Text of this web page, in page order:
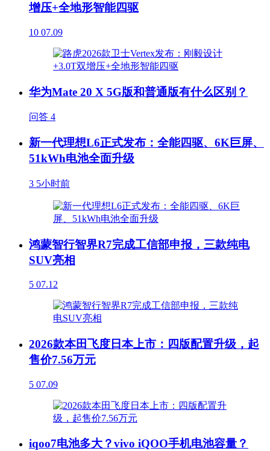
增压+全地形智能四驱
10 07.09
华为Mate 20 X 5G版和普通版有什么区别？
问答 4
新一代理想L6正式发布：全能四驱、6K巨屏、
51kWh电池全面升级
3 5小时前
鸿蒙智行智界R7完成工信部申报，三款纯电
SUV亮相
5 07.12
2026款本田飞度日本上市：四版配置升级，起
售价7.56万元
5 07.09
iqoo7电池多大？vivo iQOO手机电池容量？